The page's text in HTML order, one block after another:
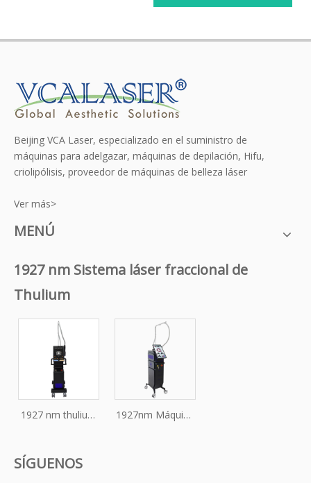
Beijing VCA Laser, especializado en el suministro de
máquinas para adelgazar, máquinas de depilación, Hifu,
criolipólisis, proveedor de máquinas de belleza láser
Ver más>
MENÚ
1927 nm Sistema láser fraccional de
Thulium
1927 nm thulium
1927nm Máquina
SÍGUENOS